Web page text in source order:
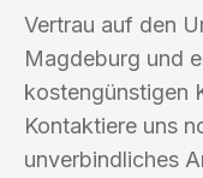
Vertrau auf den
Magdeburg und
kostengünstigen
Kontaktiere uns
unverbindliches